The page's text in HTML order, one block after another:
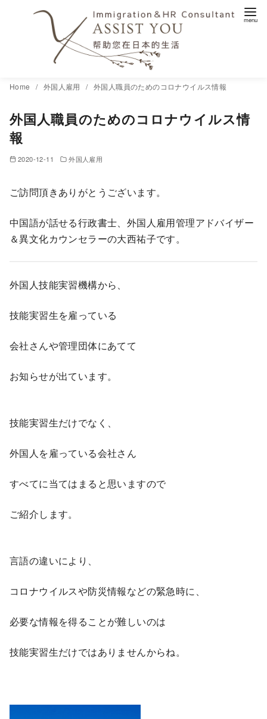
Home 外国人雇用 外国人職員のためのコロナウイルス情報
外国人職員のためのコロナウイルス情
報
2020-12-11 外国人雇用
ご訪問頂きありがとうございます。
中国語が話せる行政書士、外国人雇用管理アドバイザー
＆異文化カウンセラーの大西祐子です。
外国人技能実習機構から、
技能実習生を雇っている
会社さんや管理団体にあてて
お知らせが出ています。
技能実習生だけでなく、
外国人を雇っている会社さん
すべてに当てはまると思いますので
ご紹介します。
言語の違いにより、
コロナウイルスや防災情報などの緊急時に、
必要な情報を得ることが難しいのは
技能実習生だけではありませんからね。